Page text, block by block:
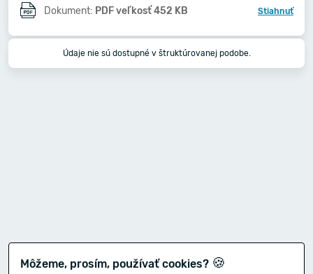
Dokument: PDF veľkosť 452 KB Stiahnuť
Údaje nie sú dostupné v štruktúrovanej podobe.
Môžeme, prosím, používať cookies? 🍪